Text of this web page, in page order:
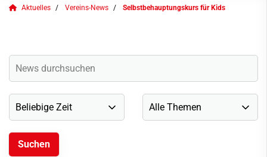
Aktuelles Vereins-News Selbstbehauptungskurs für Kids